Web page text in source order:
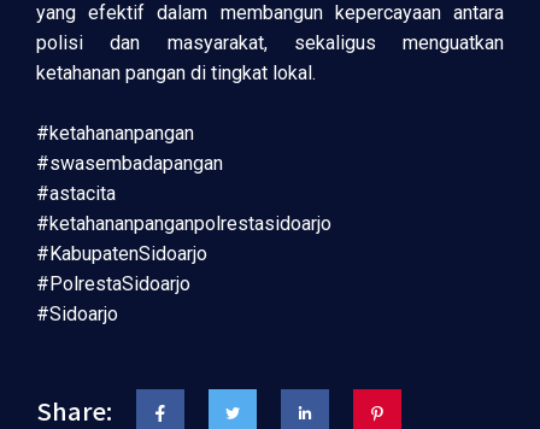
yang efektif dalam membangun kepercayaan antara
polisi dan masyarakat, sekaligus menguatkan
ketahanan pangan di tingkat lokal.
#ketahananpangan
#swasembadapangan
#astacita
#ketahananpanganpolrestasidoarjo
#KabupatenSidoarjo
#PolrestaSidoarjo
#Sidoarjo
Share: